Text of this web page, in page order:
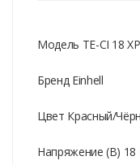
Модель TE-CI 18
Бренд Einhell
Цвет Красный/
Напряжение (В) 18